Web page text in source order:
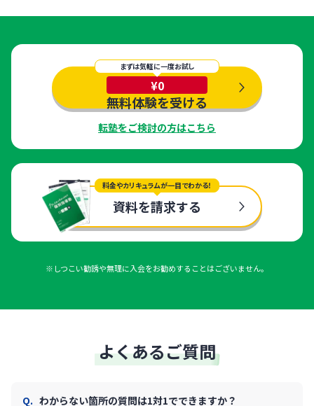
まずは気軽に一度お試し
¥0
無料体験を受ける
転塾をご検討の方はこちら
料金やカリキュラムが一目でわかる！
資料を請求する
※しつこい勧誘や無理に入会をお勧めすることはございません。
よくあるご質問
わからない箇所の質問は1対1でできますか？